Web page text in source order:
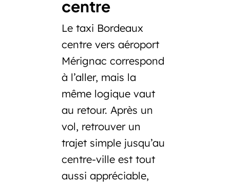
centre
Le taxi Bordeaux
centre vers aéroport
Mérignac correspond
à l’aller, mais la
même logique vaut
au retour. Après un
vol, retrouver un
trajet simple jusqu’au
centre-ville est tout
aussi appréciable,